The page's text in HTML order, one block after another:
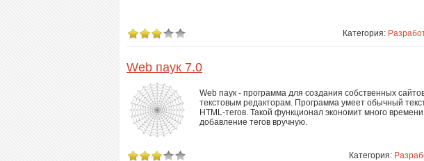
Категория:
Web паук 7.0
Web паук - программа для создания собственных
текстовым редакторам. Программа умеет обычный
HTML-тегов. Такой функционал экономит много
добавление тегов вручную.
Категория: